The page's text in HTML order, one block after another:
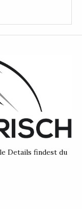
Details findest du